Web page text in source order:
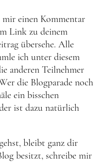
einen Kommentar
Link zu deinem
übersehe. Alle
ich unter diesem
anderen Teilnehmer
die Blogparade noch
ein bisschen
ist dazu natürlich
bleibt ganz dir
besitzt, schreibe mir